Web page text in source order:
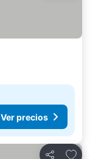
Ver precios
Añadir